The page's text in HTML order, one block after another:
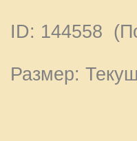
ID: 144558
Размер: